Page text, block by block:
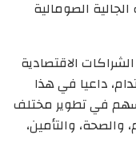
الجالية الصومالية
الاقتصادية
داعيا في هذا
في تطوير مختلف
والتأمين،